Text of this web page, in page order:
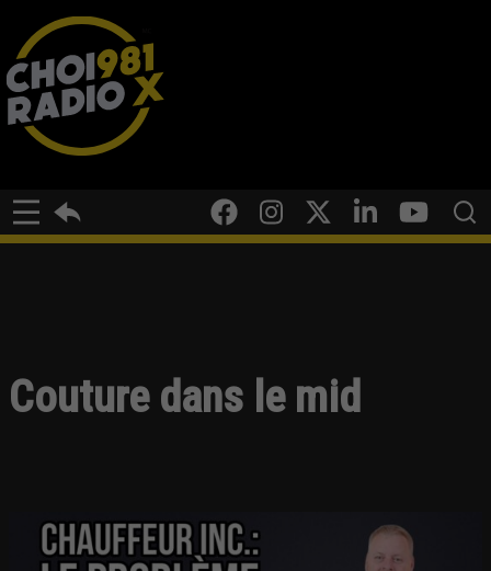
Couture dans le mid